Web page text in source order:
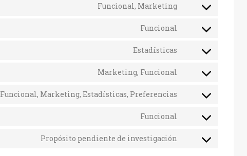
service
Funcional, Marketing
Consent
service
recaptcha
Funcional
Consent
service
Estadísticas
Consent
service
analytics
Marketing, Funcional
Consent
service
Funcional, Marketing, Estadísticas, Preferencias
Consent
service
Funcional
Consent
service
Propósito pendiente de investigación
Consent